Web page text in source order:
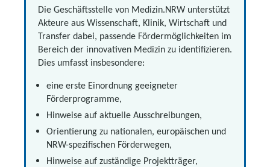
Die Geschäftsstelle von Medizin.NRW unterstützt
Akteure aus Wissenschaft, Klinik, Wirtschaft und
Transfer dabei, passende Fördermöglichkeiten im
Bereich der innovativen Medizin zu identifizieren.
Dies umfasst insbesondere:
eine erste Einordnung geeigneter
Förderprogramme,
Hinweise auf aktuelle Ausschreibungen,
Orientierung zu nationalen, europäischen und
NRW-spezifischen Förderwegen,
Hinweise auf zuständige Projektträger,